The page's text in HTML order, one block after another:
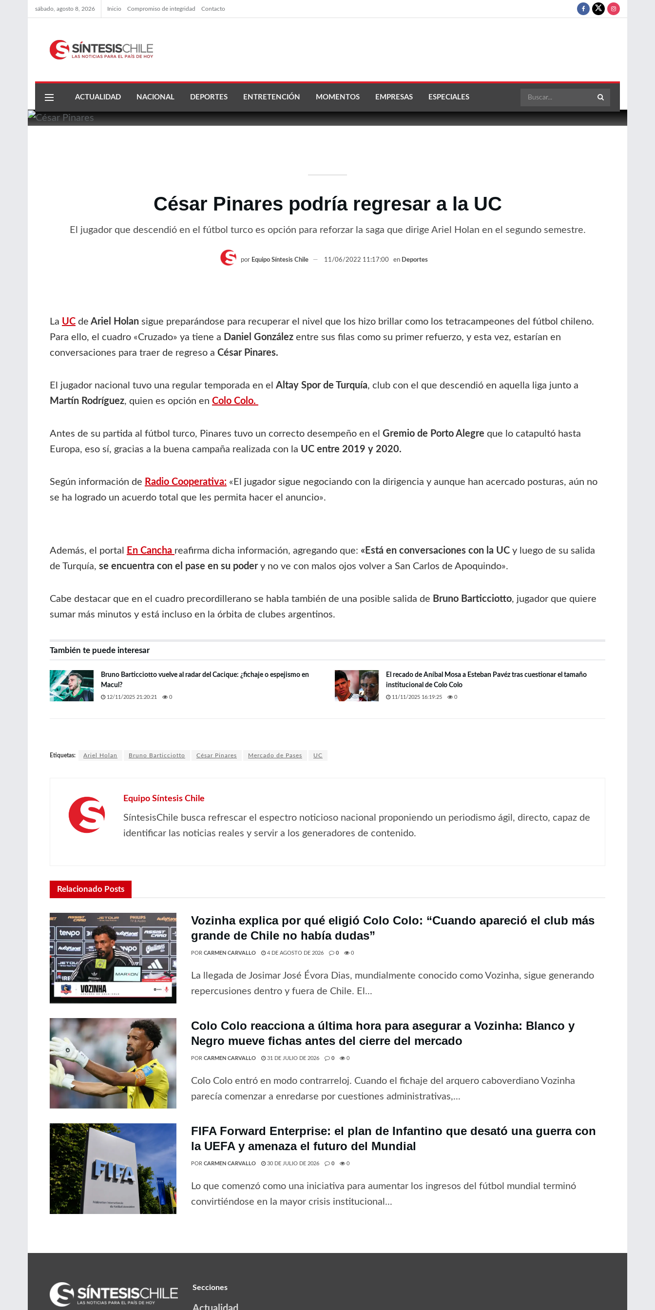
sábado, agosto 8, 2026 Inicio Compromiso de integridad Contacto
ACTUALIDAD NACIONAL DEPORTES ENTRETENCIÓN MOMENTOS EMPRESAS ESPECIALES
César Pinares podría regresar a la UC
El jugador que descendió en el fútbol turco es opción para reforzar la saga que dirige Ariel Holan en el segundo semestre.
por Equipo Síntesis Chile 11/06/2022 11:17:00 en Deportes
La UC de Ariel Holan sigue preparándose para recuperar el nivel que los hizo brillar como los tetracampeones del fútbol chileno.
Para ello, el cuadro «Cruzado» ya tiene a Daniel González entre sus filas como su primer refuerzo, y esta vez, estarían en
conversaciones para traer de regreso a César Pinares.
El jugador nacional tuvo una regular temporada en el Altay Spor de Turquía, club con el que descendió en aquella liga junto a
Martín Rodríguez, quien es opción en Colo Colo.
Antes de su partida al fútbol turco, Pinares tuvo un correcto desempeño en el Gremio de Porto Alegre que lo catapultó hasta
Europa, eso sí, gracias a la buena campaña realizada con la UC entre 2019 y 2020.
Según información de Radio Cooperativa: «El jugador sigue negociando con la dirigencia y aunque han acercado posturas, aún no
se ha logrado un acuerdo total que les permita hacer el anuncio».
Además, el portal En Cancha reafirma dicha información, agregando que: «Está en conversaciones con la UC y luego de su salida
de Turquía, se encuentra con el pase en su podery no ve con malos ojos volver a San Carlos de Apoquindo».
Cabe destacar que en el cuadro precordillerano se habla también de una posible salida de Bruno Barticciotto, jugador que quiere
sumar más minutos y está incluso en la órbita de clubes argentinos.
También te puede interesar
Bruno Barticciotto vuelve al radar del Cacique: ¿fichaje o espejismo en
Macul?
12/11/2025 21:20:21 0
El recado de Aníbal Mosa a Esteban Pavéz tras cuestionar el tamaño
institucional de Colo Colo
11/11/2025 16:19:25 0
Etiquetas: Ariel Holan Bruno Barticciotto César Pinares Mercado de Pases UC
Equipo Síntesis Chile
SíntesisChile busca refrescar el espectro noticioso nacional proponiendo un periodismo ágil, directo, capaz de
identificar las noticias reales y servir a los generadores de contenido.
Relacionado Posts
Vozinha explica por qué eligió Colo Colo: “Cuando apareció el club más
grande de Chile no había dudas”
POR CARMEN CARVALLO 4 DE AGOSTO DE 2026 0 0
La llegada de Josimar José Évora Dias, mundialmente conocido como Vozinha, sigue generando
repercusiones dentro y fuera de Chile. El...
Colo Colo reacciona a última hora para asegurar a Vozinha: Blanco y
Negro mueve fichas antes del cierre del mercado
POR CARMEN CARVALLO 31 DE JULIO DE 2026 0 0
Colo Colo entró en modo contrarreloj. Cuando el fichaje del arquero caboverdiano Vozinha
parecía comenzar a enredarse por cuestiones administrativas,...
FIFA Forward Enterprise: el plan de Infantino que desató una guerra con
la UEFA y amenaza el futuro del Mundial
POR CARMEN CARVALLO 30 DE JULIO DE 2026 0 0
Lo que comenzó como una iniciativa para aumentar los ingresos del fútbol mundial terminó
convirtiéndose en la mayor crisis institucional...
Secciones